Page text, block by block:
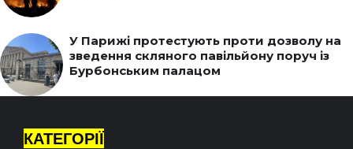
У Парижі протестують проти дозволу на
зведення скляного павільйону поруч із
Бурбонським палацом
КАТЕГОРІЇ